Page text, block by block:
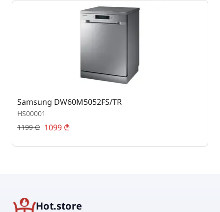
Samsung DW60M5052FS/TR
HS00001
1199₾ 1099 ₾
Hot.store